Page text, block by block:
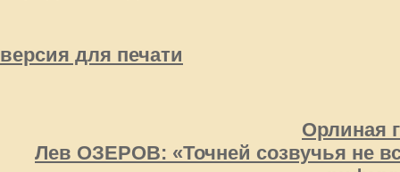
версия для печати
Орлиная
Лев ОЗЕРОВ: «Точней созвучья не